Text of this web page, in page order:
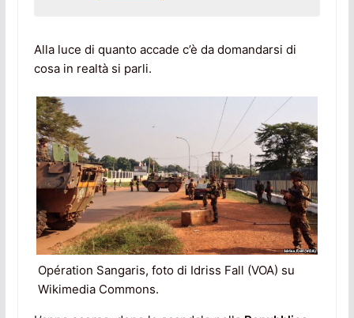
Alla luce di quanto accade c’è da domandarsi di
cosa in realtà si parli.
Opération Sangaris, foto di Idriss Fall (VOA) su
Wikimedia Commons.